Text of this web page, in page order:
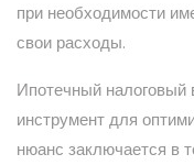
при необходимости
свои расходы.
Ипотечный налоговый
инструмент для
нюанс заключается в